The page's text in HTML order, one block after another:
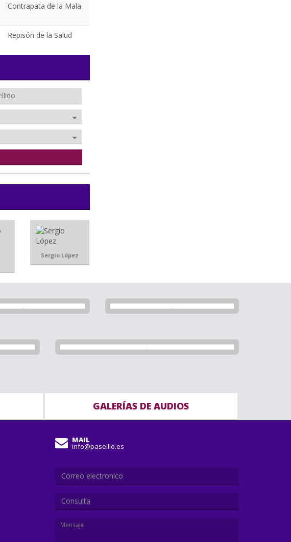
Contrapata de la Mala
Repisón de la Salud
Sergio López
GALERÍAS DE AUDIOS
MAIL
info@paseillo.es
Consulta